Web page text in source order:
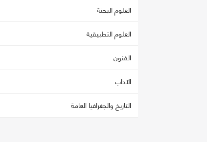
العلوم البحثة
العلوم التطبيقية
الفنون
الآداب
التاريخ والجغرافيا العامة